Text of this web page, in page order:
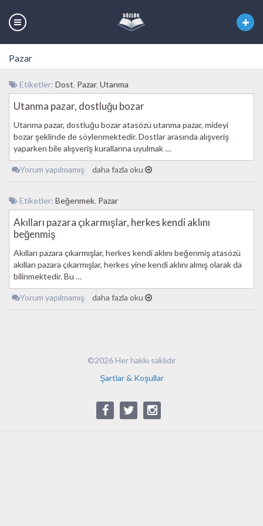
Pazar
Etiketler: Dost, Pazar, Utanma
Utanma pazar, dostluğu bozar
Utanma pazar, dostluğu bozar atasözü utanma pazar, mideyi
bozar şeklinde de söylenmektedir. Dostlar arasında alışveriş
yaparken bile alışveriş kurallarına uyulmak …
Yorum yapılmamış daha fazla oku
Etiketler: Beğenmek, Pazar
Akılları pazara çıkarmışlar, herkes kendi aklını
beğenmiş
Akılları pazara çıkarmışlar, herkes kendi aklını beğenmiş atasözü
akılları pazara çıkarmışlar, herkes yine kendi aklını almış olarak da
bilinmektedir. Bu …
Yorum yapılmamış daha fazla oku
©2026 Her hakkı saklıdır
Şartlar & Koşullar